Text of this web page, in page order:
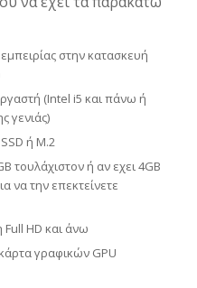
στην κατασκευή
(Ιntel i5 και πάνω ή
γενιάς)
ή M.2
τουλάχιστον ή αν εχει 4GB
να την επεκτείνετε
HD και άνω
γραφικών GPU